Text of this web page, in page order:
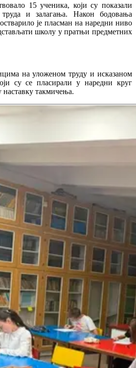
15 ученика, који су показали
и залагања. Након бодовања
је пласман на наредни ниво
школу у пратњи предметних
на уложеном труду и исказаном
су се пласирали у наредни круг
наставку такмичења.